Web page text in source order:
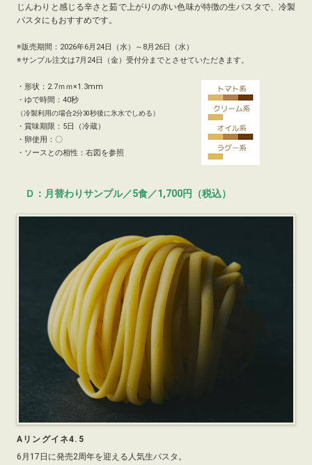
じんわりと感じる辛さと茹で上がりの赤い色味が特徴の生パスタで、冷製
パスタにもおすすめです。
※販売期間：2026年6月24日（水）～8月26日（水）
※サンプル注文は7月24日（金）受付分までとさせていただきます。
・形状：2.7ｍｍ×1.3mm
・ゆで時間：40秒
（冷製利用の場合2分30秒後に氷水でしめる）
・賞味期限：5日（冷蔵）
・卵使用：〇
・ソースとの相性：右図を参照
Ｄ：月替わりサンプル／5食／1,700円（税込）
Aリングイネ4.5
6月17日に発売2周年を迎える人気生パスタ。